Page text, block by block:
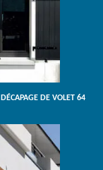
DE VOLET 64